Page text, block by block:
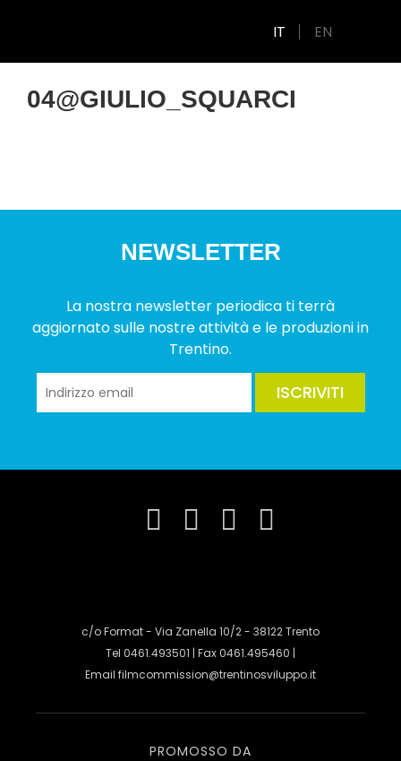
IT EN
04@GIULIO_SQUARCI
NEWSLETTER
La nostra newsletter periodica ti terrà
aggiornato sulle nostre attività e le produzioni in
Trentino.
ISCRIVITI
c/o Format - Via Zanella 10/2 - 38122 Trento
Tel 0461.493501 | Fax 0461.495460 |
Email filmcommission@trentinosviluppo.it
PROMOSSO DA